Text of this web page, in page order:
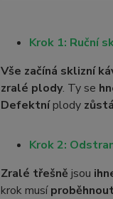
Krok 1: Ruční
Vše začíná sklizní
zralé plody. Ty se
Defektníplody
Krok 2:
Zralé třešně jsou
krok musí